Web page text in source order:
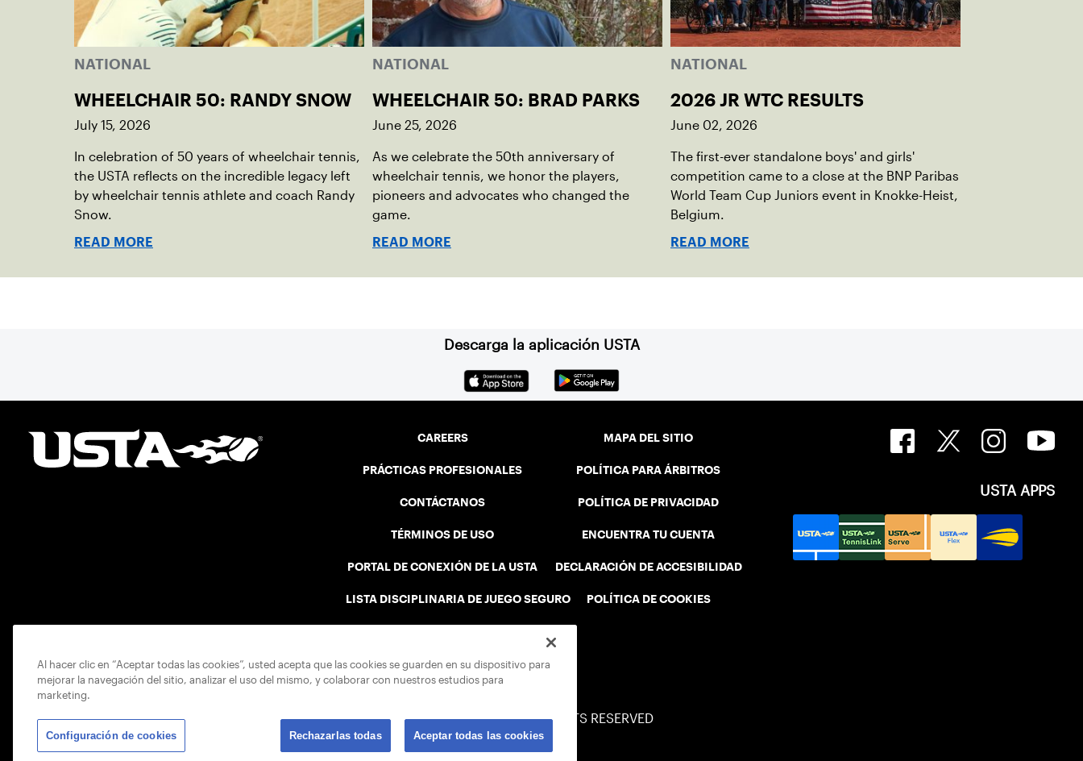
NATIONAL
WHEELCHAIR 50: RANDY SNOW
July 15, 2026
In celebration of 50 years of wheelchair tennis,
the USTA reflects on the incredible legacy left
by wheelchair tennis athlete and coach Randy
Snow.
READ MORE
NATIONAL
WHEELCHAIR 50: BRAD PARKS
June 25, 2026
As we celebrate the 50th anniversary of
wheelchair tennis, we honor the players,
pioneers and advocates who changed the
game.
READ MORE
NATIONAL
2026 JR WTC RESULTS
June 02, 2026
The first-ever standalone boys' and girls'
competition came to a close at the BNP Paribas
World Team Cup Juniors event in Knokke-Heist,
Belgium.
READ MORE
Descarga la aplicación USTA
CAREERS
PRÁCTICAS PROFESIONALES
CONTÁCTANOS
TÉRMINOS DE USO
PORTAL DE CONEXIÓN DE LA USTA
LISTA DISCIPLINARIA DE JUEGO SEGURO
MAPA DEL SITIO
POLÍTICA PARA ÁRBITROS
POLÍTICA DE PRIVACIDAD
ENCUENTRA TU CUENTA
DECLARACIÓN DE ACCESIBILIDAD
POLÍTICA DE COOKIES
USTA APPS
© 2026 USTA ALL RIGHTS RESERVED
Al hacer clic en “Aceptar todas las cookies”, usted acepta que las cookies se guarden en su dispositivo para
mejorar la navegación del sitio, analizar el uso del mismo, y colaborar con nuestros estudios para
marketing.
Configuración de cookies Rechazarlas todas Aceptar todas las cookies